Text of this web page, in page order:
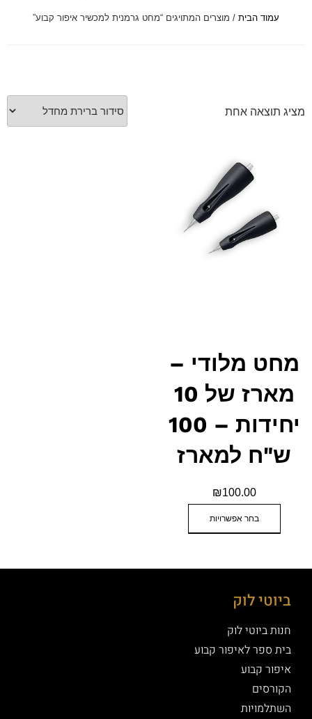
סמן קישורים
עמוד הבית / מוצרים המתויגים “מחט גרמנית למכשיר איפור קבוע”
מציג תוצאה אחת
מחט מלודי –
מארז של 10
יחידות – 100
ש"ח למארז
₪100.00
בחר אפשרויות
ביוטי לוק
חנות ביוטי לוק
בית ספר לאיפור קבוע
איפור קבוע
הקורסים
השתלמויות